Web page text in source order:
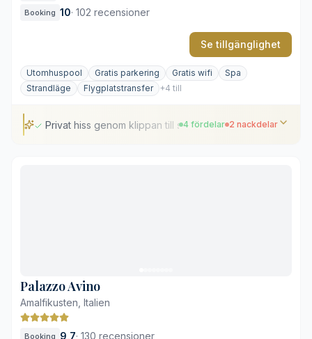
Booking 10· 102 recensioner
Se tillgänglighet
Utomhuspool Gratis parkering Gratis wifi
Spa
Strandläge
Flygplatstransfer +4 till
Privat hiss genom klippan till stranden
4 fördelar 2 nackdelar
Palazzo Avino
Amalfikusten, Italien
Booking 9,7· 130 recensioner